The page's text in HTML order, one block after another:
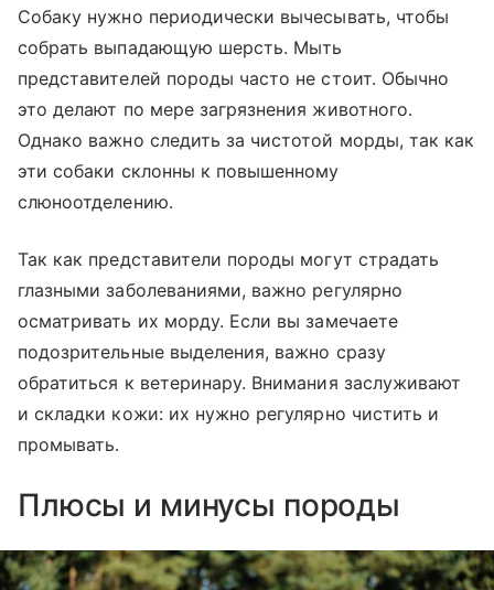
Собаку нужно периодически вычесывать, чтобы
собрать выпадающую шерсть. Мыть
представителей породы часто не стоит. Обычно
это делают по мере загрязнения животного.
Однако важно следить за чистотой морды, так как
эти собаки склонны к повышенному
слюноотделению.
Так как представители породы могут страдать
глазными заболеваниями, важно регулярно
осматривать их морду. Если вы замечаете
подозрительные выделения, важно сразу
обратиться к ветеринару. Внимания заслуживают
и складки кожи: их нужно регулярно чистить и
промывать.
Плюсы и минусы породы